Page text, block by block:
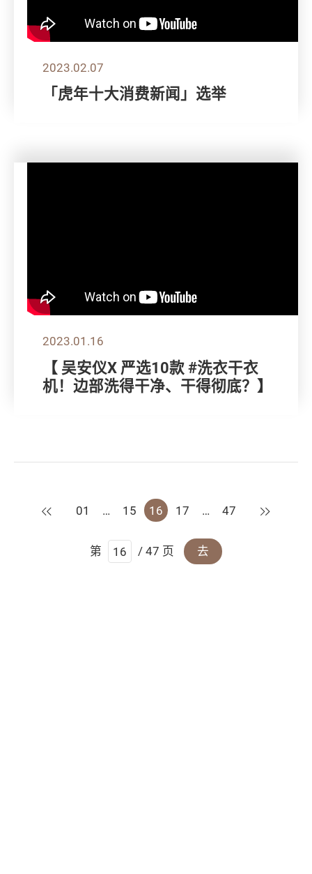
2023.02.07
「虎年十大消费新闻」选举
2023.01.16
【 吴安仪X 严选10款 #洗衣干衣
机！边部洗得干净、干得彻底？】
上一页
01 … 15 16 17 … 47 下一页
第 / 47 页 去